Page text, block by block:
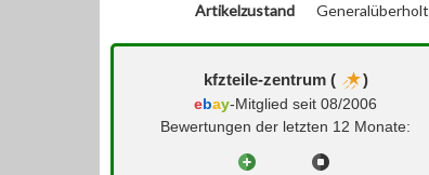
Artikelzustand Generalüberholt
kfzteile-zentrum ( )
ebay-Mitglied seit 08/2006
Bewertungen der letzten 12 Monate: